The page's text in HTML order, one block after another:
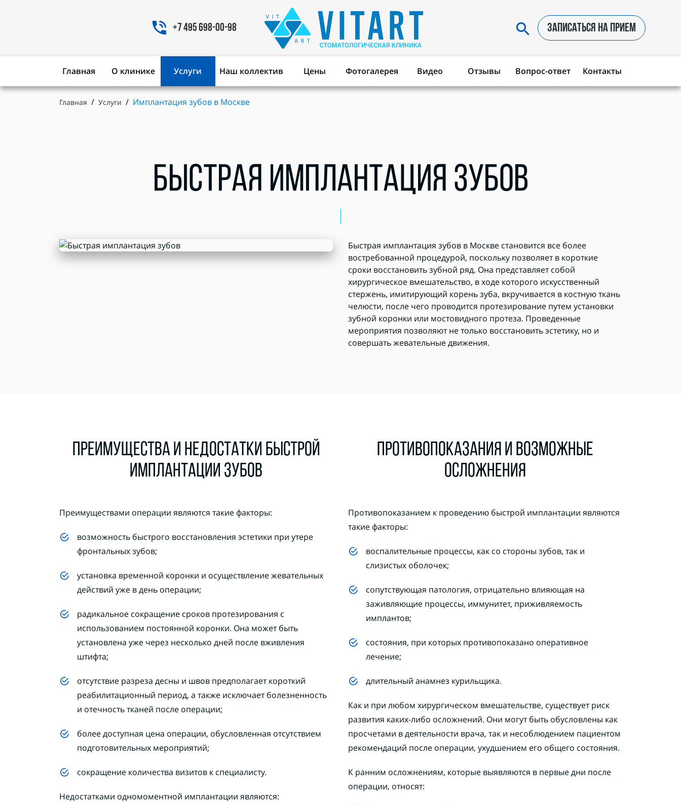
+7 495 698-00-98 ЗАПИСАТЬСЯ НА ПРИЕМ
Главная О клинике Услуги Наш коллектив Цены Фотогалерея Видео Отзывы Вопрос-ответ Контакты
Главная Услуги Имплантация зубов в Москве
БЫСТРАЯ ИМПЛАНТАЦИЯ ЗУБОВ
Быстрая имплантация зубов в Москве становится все более
востребованной процедурой, поскольку позволяет в короткие
сроки восстановить зубной ряд. Она представляет собой
хирургическое вмешательство, в ходе которого искусственный
стержень, имитирующий корень зуба, вкручивается в костную ткань
челюсти, после чего проводится протезирование путем установки
зубной коронки или мостовидного протеза. Проведенные
мероприятия позволяют не только восстановить эстетику, но и
совершать жевательные движения.
ПРЕИМУЩЕСТВА И НЕДОСТАТКИ БЫСТРОЙ
ИМПЛАНТАЦИИ ЗУБОВ
Преимуществами операции являются такие факторы:
возможность быстрого восстановления эстетики при утере
фронтальных зубов;
установка временной коронки и осуществление жевательных
действий уже в день операции;
радикальное сокращение сроков протезирования с
использованием постоянной коронки. Она может быть
установлена уже через несколько дней после вживления
штифта;
отсутствие разреза десны и швов предполагает короткий
реабилитационный период, а также исключает болезненность
и отечность тканей после операции;
более доступная цена операции, обусловленная отсутствием
подготовительных мероприятий;
сокращение количества визитов к специалисту.
Недостатками одномоментной имплантации являются:
ПРОТИВОПОКАЗАНИЯ И ВОЗМОЖНЫЕ
ОСЛОЖНЕНИЯ
Противопоказанием к проведению быстрой имплантации являются
такие факторы:
воспалительные процессы, как со стороны зубов, так и
слизистых оболочек;
сопутствующая патология, отрицательно влияющая на
заживляющие процессы, иммунитет, приживляемость
имплантов;
состояния, при которых противопоказано оперативное
лечение;
длительный анамнез курильщика.
Как и при любом хирургическом вмешательстве, существует риск
развития каких-либо осложнений. Они могут быть обусловлены как
просчетами в деятельности врача, так и несоблюдением пациентом
рекомендаций после операции, ухудшением его общего состояния.
К ранним осложнениям, которые выявляются в первые дни после
операции, относят: